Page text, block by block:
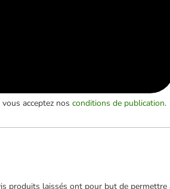
acceptez nos conditions de publication.
produits laissés ont pour but de